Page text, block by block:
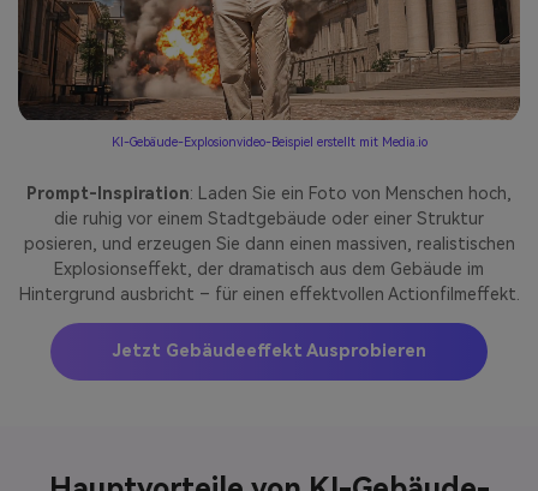
KI-Gebäude-Explosionvideo-Beispiel erstellt mit Media.io
Prompt-Inspiration: Laden Sie ein Foto von Menschen hoch,
die ruhig vor einem Stadtgebäude oder einer Struktur
posieren, und erzeugen Sie dann einen massiven, realistischen
Explosionseffekt, der dramatisch aus dem Gebäude im
Hintergrund ausbricht – für einen effektvollen Actionfilmeffekt.
Jetzt Gebäudeeffekt Ausprobieren